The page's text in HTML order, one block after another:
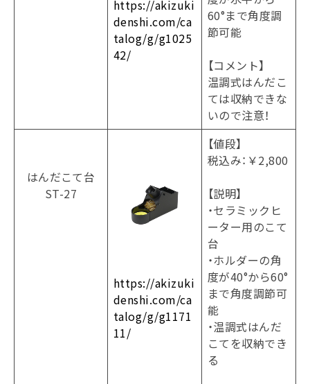
https://akizuki
denshi.com/ca
talog/g/g1025
42/
60°まで角度調
節可能
【コメント】
温調式はんだこ
ては収納できな
いので注意！
はんだこて台
ST-27
https://akizuki
denshi.com/ca
talog/g/g1171
11/
【値段】
税込み：￥2,800
【説明】
・セラミックヒ
ーター用のこて
台
・ホルダーの角
度が40°から60°
まで角度調節可
能
・温調式はんだ
こてを収納でき
る